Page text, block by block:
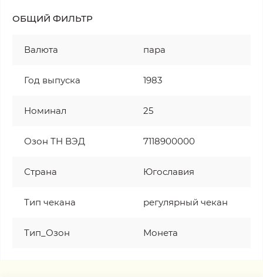
ОБЩИЙ ФИЛЬТР
Валюта пара
Год выпуска 1983
Номинал 25
Озон ТН ВЭД 7118900000
Страна Югославия
Тип чекана регулярный чекан
Тип_Озон Монета